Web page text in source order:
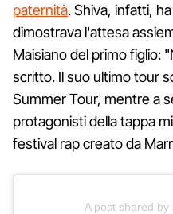
paternità. Shiva, infatti,
dimostrava l'attesa
Maisiano del primo figlio:
scritto. Il suo ultimo tour
Summer Tour, mentre a
protagonisti della tappa
festival rap creato da
A post shared by